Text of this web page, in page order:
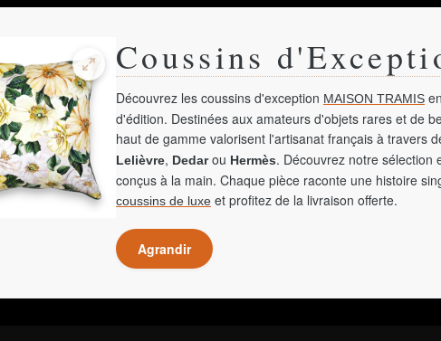
Coussins
Découvrez les coussins d'exception MAISON TRAMIS
d'édition. Destinées aux amateurs d'objets rares et de
haut de gamme valorisent l'artisanat français à travers
Lelièvre, Dedarou Hermès. Découvrez notre sélection
conçus à la main. Chaque pièce raconte une histoire
coussins de luxe et profitez de la livraison offerte.
Agrandir